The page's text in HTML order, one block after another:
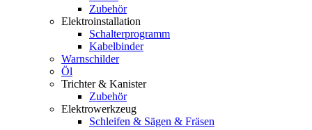
Zubehör
Elektroinstallation
Schalterprogramm
Kabelbinder
Warnschilder
Öl
Trichter & Kanister
Zubehör
Elektrowerkzeug
Schleifen & Sägen & Fräsen